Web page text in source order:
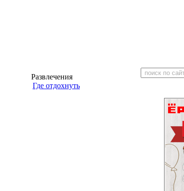
Развлечения
Где отдохнуть